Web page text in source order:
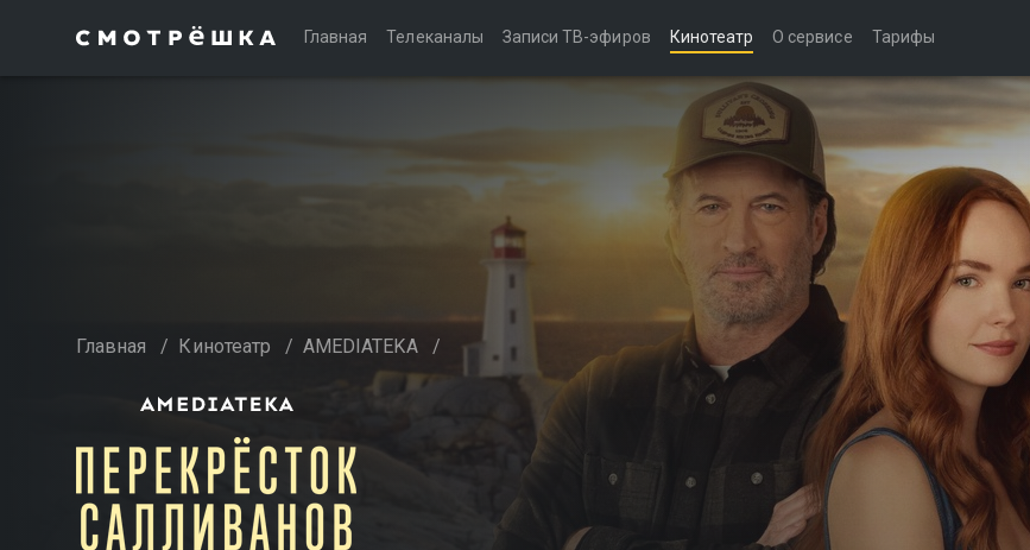
Главная Телеканалы Записи ТВ-эфиров Кинотеатр О сервисе Тарифы
Главная / Кинотеатр / AMEDIATEKA /